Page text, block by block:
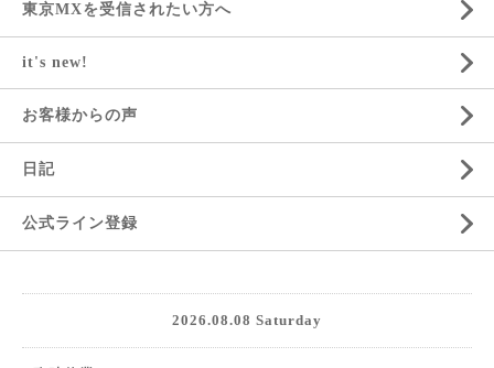
東京MXを受信されたい方へ
it's new!
お客様からの声
日記
公式ライン登録
2026.08.08 Saturday